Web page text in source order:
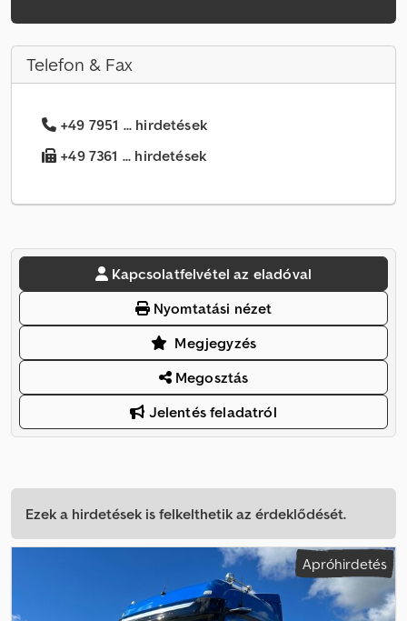
Telefon & Fax
+49 7951 ... hirdetések
+49 7361 ... hirdetések
Kapcsolatfelvétel az eladóval
Nyomtatási nézet
Megjegyzés
Megosztás
Jelentés feladatról
Ezek a hirdetések is felkelthetik az érdeklődését.
Apróhirdetés